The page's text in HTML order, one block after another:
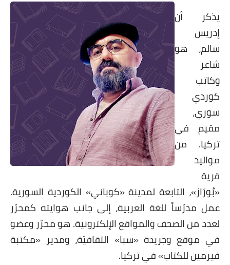
يذكر أن
إدريس
سالم، هو
شاعر
وكاتب
كوردي
سوري،
مقيم في
تركيا. من
مواليد
قرية
«بُورَاز»، التابعة لمدينة «كوباني» الكوردية السورية.
عمل مدرّساً للغة العربية، إلى جانب هوايته كمحرّر
لعدد من الصحف والمواقع الإلكترونية. هو محرّر وعضو
في موقع وجريدة «سبا» الثقافيّة، ومدير «مكتبة
فيرمين للكتاب» في تركيا.